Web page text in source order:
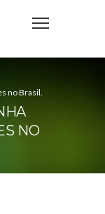
no Brasil.
NO